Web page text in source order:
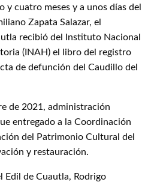
y cuatro meses y a unos días del
Zapata Salazar, el
recibió del Instituto Nacional
(INAH) el libro del registro
de defunción del Caudillo del
de 2021, administración
entregado a la Coordinación
del Patrimonio Cultural del
y restauración.
Edil de Cuautla, Rodrigo